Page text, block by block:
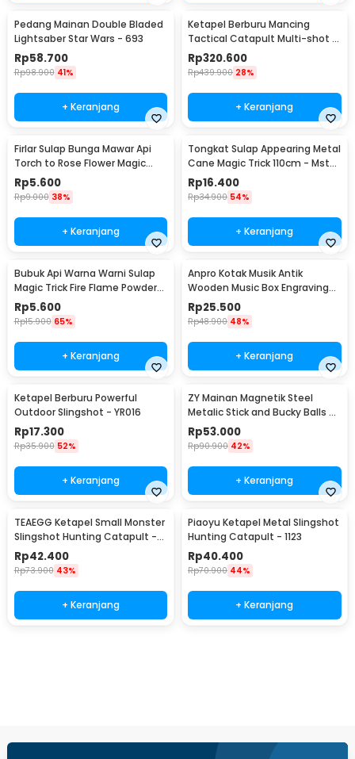
Pedang Mainan Double Bladed
Lightsaber Star Wars - 693
Rp58.700
Rp98.900 41%
+ Keranjang
Ketapel Berburu Mancing
Tactical Catapult Multi-shot -
KMSS
Rp320.600
Rp439.900 28%
+ Keranjang
Firlar Sulap Bunga Mawar Api
Torch to Rose Flower Magic
Trick - 82120
Rp5.600
Rp9.000 38%
+ Keranjang
Tongkat Sulap Appearing Metal
Cane Magic Trick 110cm - Mstk-
002
Rp16.400
Rp34.900 54%
+ Keranjang
Bubuk Api Warna Warni Sulap
Magic Trick Fire Flame Powder
15g - YY064
Rp5.600
Rp15.900 65%
+ Keranjang
Anpro Kotak Musik Antik
Wooden Music Box Engraving
Harry Potter - ADQ0194
Rp25.500
Rp48.900 48%
+ Keranjang
Ketapel Berburu Powerful
Outdoor Slingshot - YR016
Rp17.300
Rp35.900 52%
+ Keranjang
ZY Mainan Magnetik Steel
Metalic Stick and Bucky Balls -
005
Rp53.000
Rp90.900 42%
+ Keranjang
TEAEGG Ketapel Small Monster
Slingshot Hunting Catapult -
JH8171
Rp42.400
Rp73.900 43%
+ Keranjang
Piaoyu Ketapel Metal Slingshot
Hunting Catapult - 1123
Rp40.400
Rp70.900 44%
+ Keranjang